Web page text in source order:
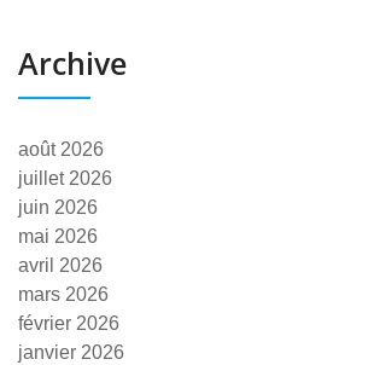
Archive
août 2026
juillet 2026
juin 2026
mai 2026
avril 2026
mars 2026
février 2026
janvier 2026